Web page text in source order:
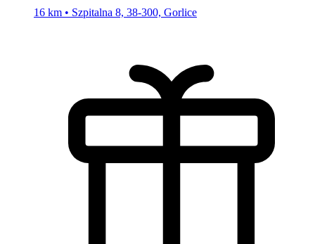
16 km • Szpitalna 8, 38-300, Gorlice